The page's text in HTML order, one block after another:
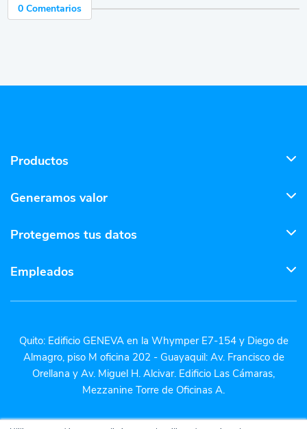
0 Comentarios
Productos
Generamos valor
Protegemos tus datos
Empleados
Quito: Edificio GENEVA en la Whymper E7-154 y Diego de
Almagro, piso M oficina 202 - Guayaquil: Av. Francisco de
Orellana y Av. Miguel H. Alcivar. Edificio Las Cámaras,
Mezzanine Torre de Oficinas A.